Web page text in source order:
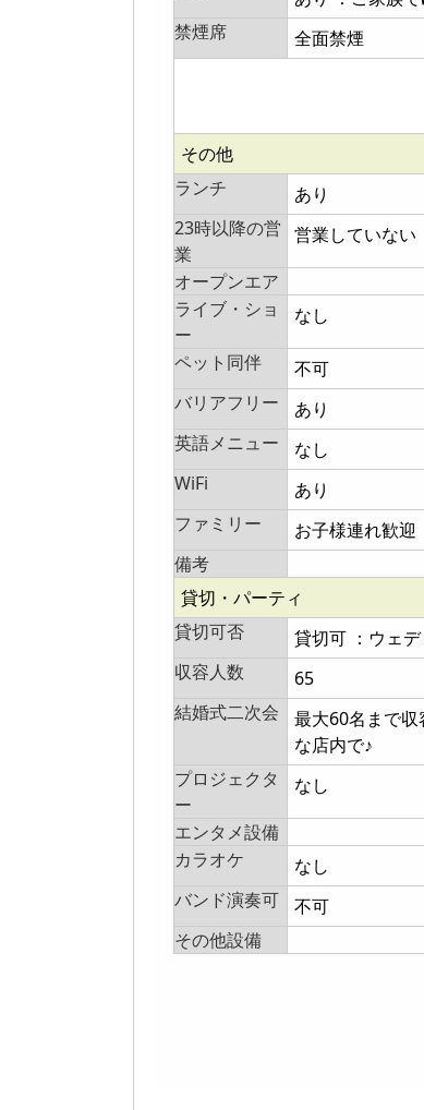
禁煙席
全面禁煙
その他
ランチ
あり
23時以降の営
業
営業していない
オープンエア
ライブ・ショ
ー
なし
ペット同伴
不可
バリアフリー
あり
英語メニュー
なし
WiFi
あり
ファミリー
お子様連れ歓迎
備考
貸切・パーティ
貸切可否
貸切可 ：ウェ
収容人数
65
結婚式二次会
最大60名まで
な店内で♪
プロジェクタ
ー
なし
エンタメ設備
カラオケ
なし
バンド演奏可
不可
その他設備